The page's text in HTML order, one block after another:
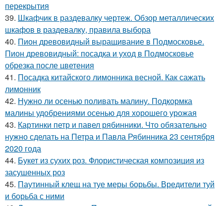
перекрытия
39. Шкафчик в раздевалку чертеж. Обзор металлических
шкафов в раздевалку, правила выбора
40. Пион древовидный выращивание в Подмосковье.
Пион древовидный: посадка и уход в Подмосковье
обрезка после цветения
41. Посадка китайского лимонника весной. Как сажать
лимонник
42. Нужно ли осенью поливать малину. Подкормка
малины удобрениями осенью для хорошего урожая
43. Картинки петр и павел рябинники. Что обязательно
нужно сделать на Петра и Павла Рябинника 23 сентября
2020 года
44. Букет из сухих роз. Флористическая композиция из
засушенных роз
45. Паутинный клещ на туе меры борьбы. Вредители туй
и борьба с ними